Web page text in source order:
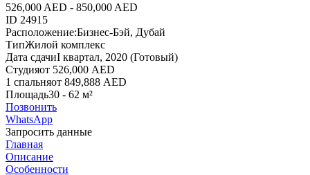
526,000 AED - 850,000 AED
ID 24915
Расположение:Бизнес-Бэй, Дубай
ТипЖилой комплекс
Дата сдачиI квартал, 2020 (Готовый)
Студияот 526,000 AED
1 спальняот 849,888 AED
Площадь30 - 62 м²
Позвонить
WhatsApp
Запросить данные
Главная
Описание
Особенности